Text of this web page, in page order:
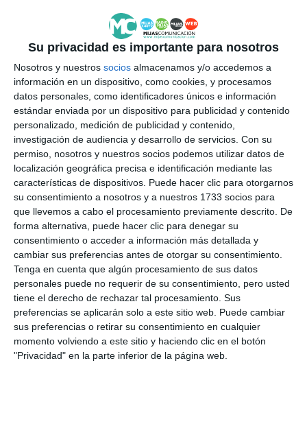
Su privacidad es importante para nosotros
Nosotros y nuestros socios almacenamos y/o accedemos a
información en un dispositivo, como cookies, y procesamos
datos personales, como identificadores únicos e información
estándar enviada por un dispositivo para publicidad y contenido
personalizado, medición de publicidad y contenido,
investigación de audiencia y desarrollo de servicios. Con su
permiso, nosotros y nuestros socios podemos utilizar datos de
localización geográfica precisa e identificación mediante las
características de dispositivos. Puede hacer clic para otorgarnos
su consentimiento a nosotros y a nuestros 1733 socios para
que llevemos a cabo el procesamiento previamente descrito. De
forma alternativa, puede hacer clic para denegar su
consentimiento o acceder a información más detallada y
cambiar sus preferencias antes de otorgar su consentimiento.
Tenga en cuenta que algún procesamiento de sus datos
personales puede no requerir de su consentimiento, pero usted
tiene el derecho de rechazar tal procesamiento. Sus
preferencias se aplicarán solo a este sitio web. Puede cambiar
sus preferencias o retirar su consentimiento en cualquier
momento volviendo a este sitio y haciendo clic en el botón
"Privacidad" en la parte inferior de la página web.
educación, el deporte, el turismo, la promoción
económica, la participación ciudadana y la
sostenibilidad. Los representantes de ambas
ciudades han manifestado su disposición a
mantener abiertos canales de comunicación
institucional y a valorar, en el futuro, posibles
iniciativas de colaboración que contribuyan al
estrechamiento de lazos entre ambos municipios.
La alcaldesa de Mijas ha destacado el interés de
Gorna Oryahovitsa por estrechar lazos con Mijas y
ha valorado este primer paso como una muestra
palpable de la disposición a estudiar conjuntamente
proyectos que puedan beneficiar a los habitantes
de ambas ciudades. Tras la firma los representantes
de ambos municipios han intercambiado presentes.
Visita cultural